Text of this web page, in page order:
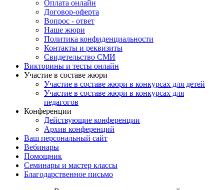
Оплата онлайн
Договор-оферта
Вопрос - ответ
Наше жюри
Политика конфиденциальности
Контакты и реквизиты
Свидетельство СМИ
Викторины и тесты онлайн
Участие в составе жюри
Участие в составе жюри в конкурсах для детей
Участие в составе жюри в конкурсах для
педагогов
Конференции
Действующие конференции
Архив конференций
Ваш персональный сайт
Вебинары
Помощник
Семинары и мастер классы
Благодарственное письмо